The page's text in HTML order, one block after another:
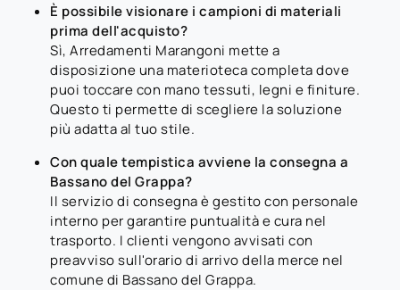
È possibile visionare i campioni di materiali
prima dell'acquisto?
Sì, Arredamenti Marangoni mette a
disposizione una materioteca completa dove
puoi toccare con mano tessuti, legni e finiture.
Questo ti permette di scegliere la soluzione
più adatta al tuo stile.
Con quale tempistica avviene la consegna a
Bassano del Grappa?
Il servizio di consegna è gestito con personale
interno per garantire puntualità e cura nel
trasporto. I clienti vengono avvisati con
preavviso sull'orario di arrivo della merce nel
comune di Bassano del Grappa.